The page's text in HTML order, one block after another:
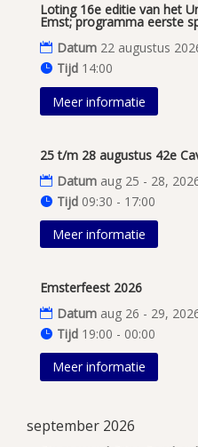
Loting 16e editie van het
Emst; programma eerste
Datum 22 augustus
Tijd 14:00
Meer informatie
25 t/m 28 augustus 42e
Datum aug 25 - 28,
Tijd 09:30 - 17:00
Meer informatie
Emsterfeest 2026
Datum aug 26 - 29,
Tijd 19:00 - 00:00
Meer informatie
september 2026